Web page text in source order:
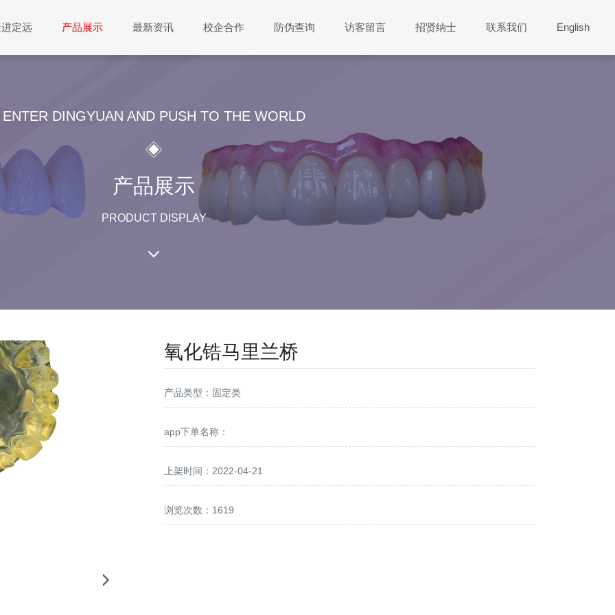
定远 产品展示 最新资讯 校企合作 防伪查询 访客留言 招贤纳士 联系我们 English
ENTER DINGYUAN AND PUSH TO THE WORLD
产品展示
PRODUCT DISPLAY
氧化锆马里兰桥
产品类型：固定类
app下单名称：
上架时间：2022-04-21
浏览次数：1619